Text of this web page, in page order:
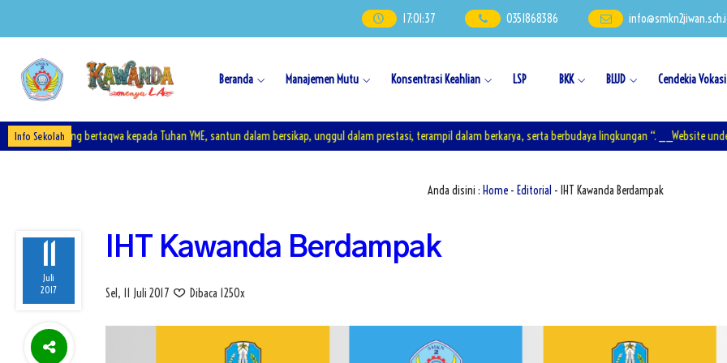
17:01:38 0351868386
Beranda Manajemen Mutu Konsentrasi Keahlian LSP BKK BLUD Cendekia Vokasi
Info Sekolah
yang bertaqwa kepada Tuhan YME, santun dalam bersikap, unggul dalam prestasi, terampil dalam berkarya, serta berbudaya lingkungan “. __Website under
Anda disini : Home- Editorial - IHT Kawanda Berdampak
11
Juli
2017
IHT Kawanda Berdampak
Sel, 11 Juli 2017 Dibaca 1250x